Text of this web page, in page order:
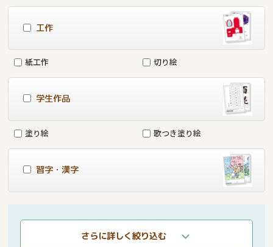
工作
紙工作 切り絵
学生作品
塗り絵 歌つき塗り絵
習字・漢字
さらに詳しく絞り込む